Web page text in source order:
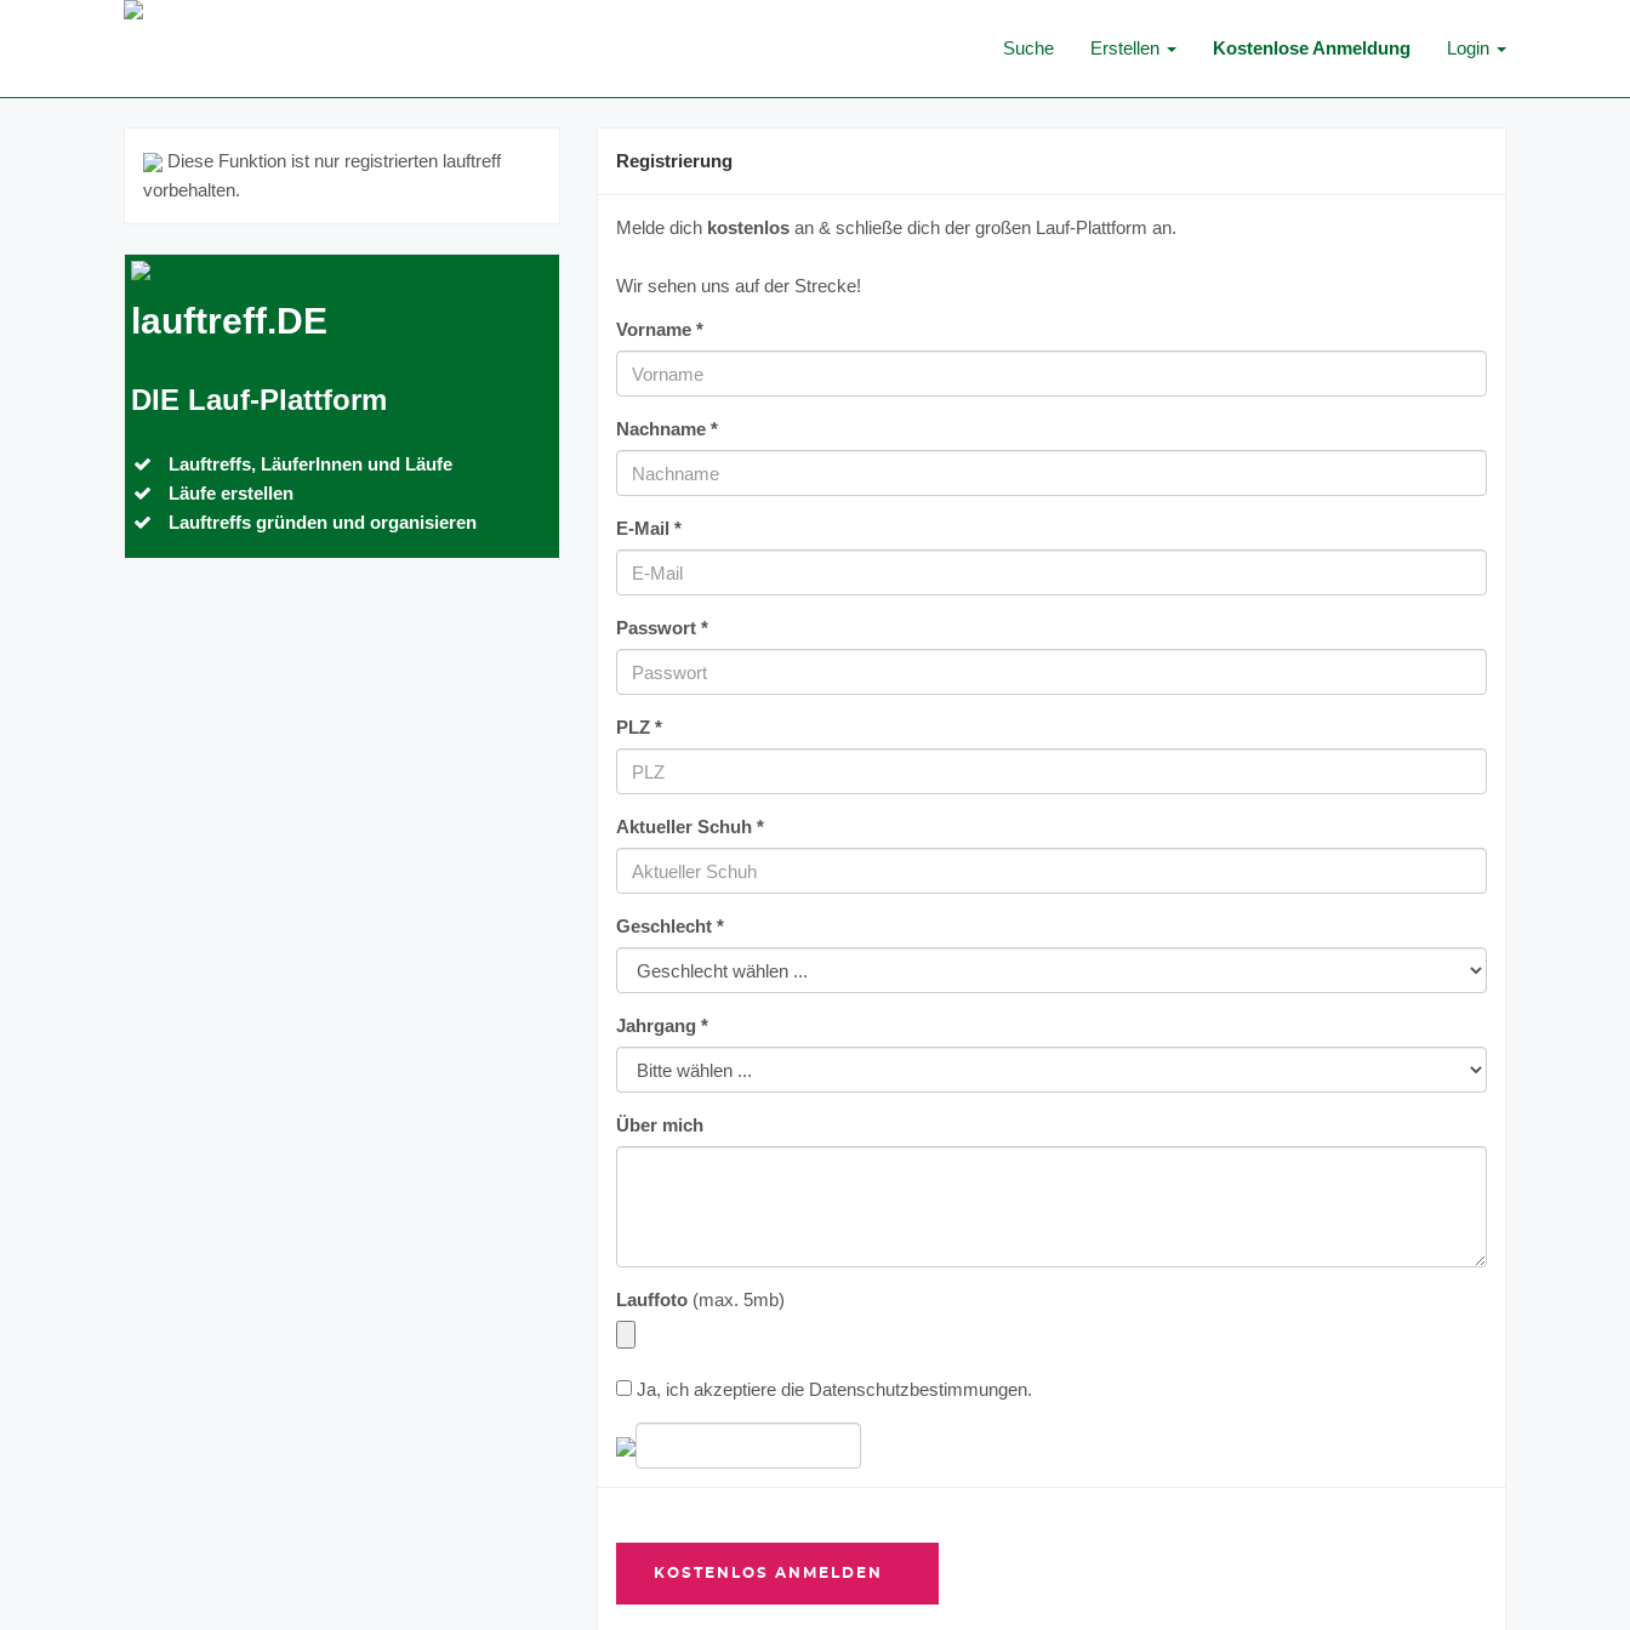
Suche Erstellen Kostenlose Anmeldung Login
Diese Funktion ist nur registrierten lauftreff
vorbehalten.
lauftreff.DE
DIE Lauf-Plattform
Lauftreffs, LäuferInnen und Läufe
Läufe erstellen
Lauftreffs gründen und organisieren
Registrierung
Melde dich kostenlos an & schließe dich der großen Lauf-Plattform an.
Wir sehen uns auf der Strecke!
Vorname *
Nachname *
E-Mail *
Passwort *
PLZ *
Aktueller Schuh *
Geschlecht *
Jahrgang *
Über mich
Lauffoto (max. 5mb)
Ja, ich akzeptiere die Datenschutzbestimmungen.